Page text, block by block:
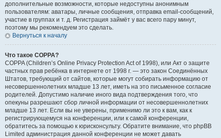
дополнительные возможности, которые недоступны анонимным
пользователям: аватары, личные сообщения, отправка email-сообщений,
участие в группах и т. д. Регистрация займёт у вас всего пару минут,
поэтому мы рекомендуем это сделать.
Вернуться к началу
Что такое COPPA?
COPPA (Children’s Online Privacy Protection Act of 1998), или Акт о защите
частных прав ребёнка в интернете от 1998 г. — это закон Соединённых
Штатов, требующий от сайтов, которые могут собирать информацию от
несовершеннолетних младше 13 лет, иметь на это письменное согласие
родителей. Допустимо наличие иного вида подтверждения того, что
опекуны разрешают сбор личной информации от несовершеннолетних
младше 13 лет. Если вы не уверены, применимо ли это к вам, как к
регистрирующемуся на конференции, или к самой конференции,
обратитесь за помощью к юрисконсульту. Обратите внимание, что phpBB
Limited администрация данной конференции не может давать